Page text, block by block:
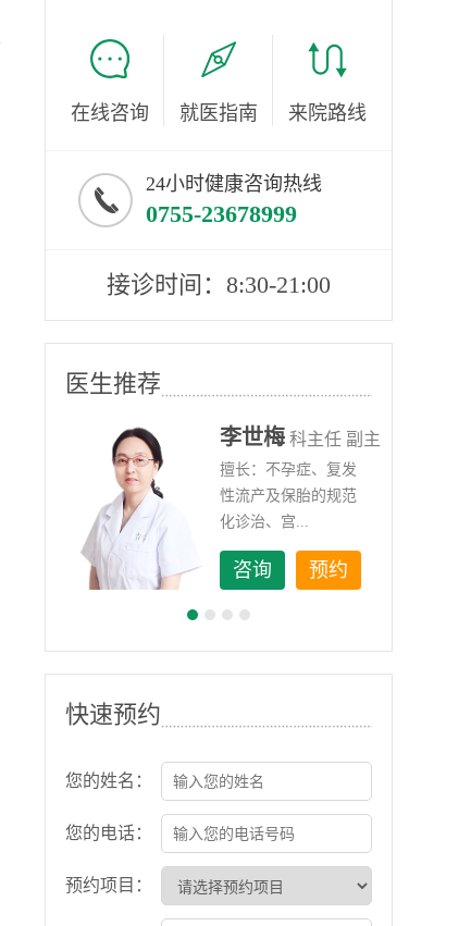
在线咨询 就医指南 来院路线
24小时健康咨询热线
0755-23678999
接诊时间：8:30-21:00
医生推荐
李世梅 科主任 副主
任医师
擅长：不孕症、复发
性流产及保胎的规范
化诊治、宫...
咨询 预约
快速预约
您的姓名：
您的电话：
预约项目：